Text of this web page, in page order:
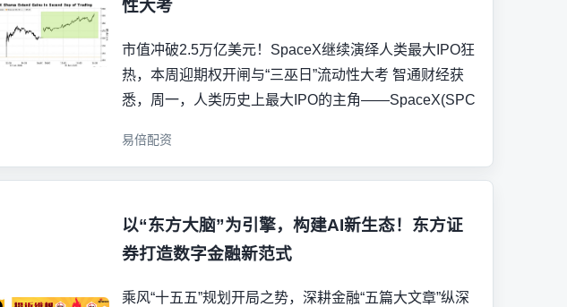
性大考
市值冲破2.5万亿美元！SpaceX继续演绎人类最大IPO狂
热，本周迎期权开闸与“三巫日”流动性大考 智通财经获
悉，周一，人类历史上最大IPO的主角——SpaceX(SPC
易倍配资
以“东方大脑”为引擎，构建AI新生态！东方证
券打造数字金融新范式
乘风“十五五”规划开局之势，深耕金融“五篇大文章”纵深